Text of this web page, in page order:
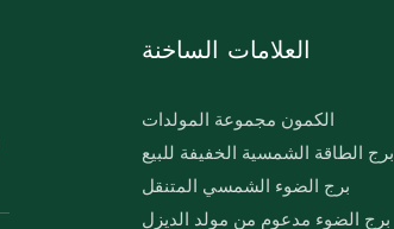
العلامات الساخنة
الكمون مجموعة المولدات
برج الطاقة الشمسية الخفيفة للبيع
برج الضوء الشمسي المتنقل
برج الضوء مدعوم من مولد الديزل